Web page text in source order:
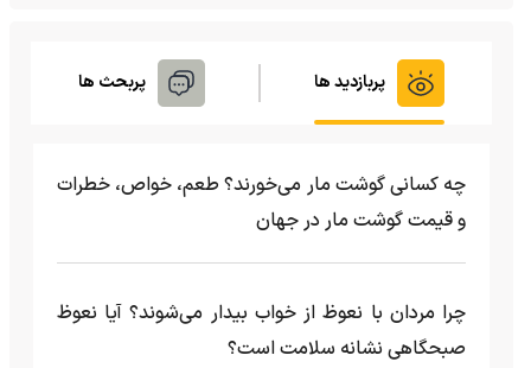
پربازدید ها پربحث ها
چه کسانی گوشت مار می‌خورند؟ طعم، خواص، خطرات
و قیمت گوشت مار در جهان
چرا مردان با نعوظ از خواب بیدار می‌شوند؟ آیا نعوظ
صبحگاهی نشانه سلامت است؟